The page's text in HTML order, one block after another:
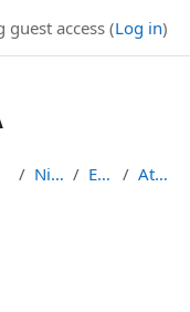
formations
guest access (Log in)
Niveau 1 débutant EB3I Niv 1 2025 Atelier Single-cell RNA